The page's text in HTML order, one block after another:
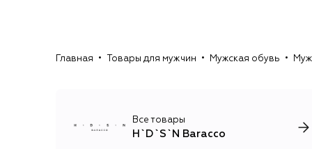
Главная Товары для мужчин Мужская обувь
Все товары
H`D`S`N Baracco